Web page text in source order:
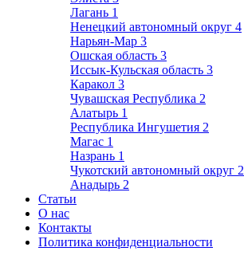
Лагань 1
Ненецкий автономный округ 4
Нарьян-Мар 3
Ошская область 3
Иссык-Кульская область 3
Каракол 3
Чувашская Республика 2
Алатырь 1
Республика Ингушетия 2
Магас 1
Назрань 1
Чукотский автономный округ 2
Анадырь 2
Статьи
О нас
Контакты
Политика конфиденциальности